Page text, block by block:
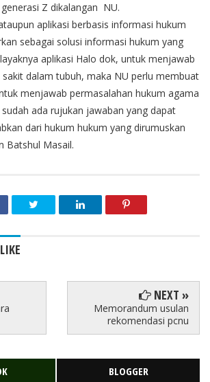
Z dikalangan NU.
aplikasi berbasis informasi hukum
sebagai solusi informasi hukum yang
aplikasi Halo dok, untuk menjawab
dalam tubuh, maka NU perlu membuat
menjawab permasalahan hukum agama
ada rujukan jawaban yang dapat
dari hukum hukum yang dirumuskan
Batshul Masail.
NEXT »
Memorandum usulan
rekomendasi pcnu
BLOGGER